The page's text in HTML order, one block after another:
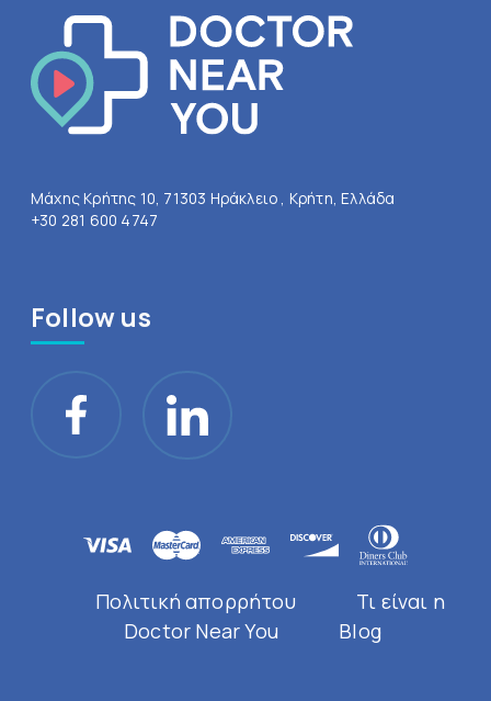
Μάχης Κρήτης 10, 71303 Ηράκλειο , Κρήτη, Ελλάδα
+30 281 600 4747
Follow us
Πολιτική απορρήτου
Τι είναι η
Doctor Near You
Blog